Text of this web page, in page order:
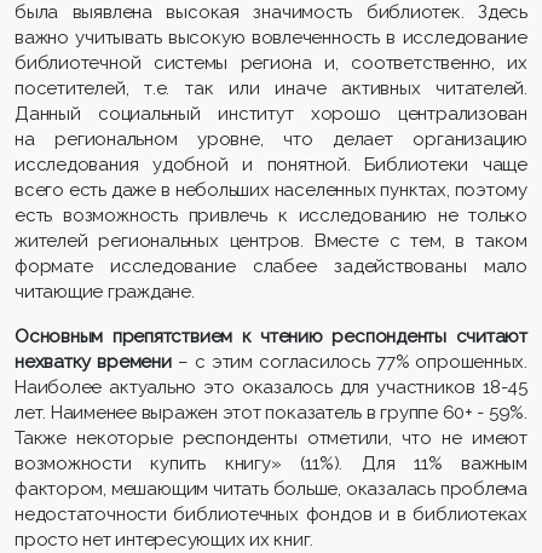
была выявлена высокая значимость библиотек. Здесь
важно учитывать высокую вовлеченность в исследование
библиотечной системы региона и, соответственно, их
посетителей, т.е. так или иначе активных читателей.
Данный социальный институт хорошо централизован
на региональном уровне, что делает организацию
исследования удобной и понятной. Библиотеки чаще
всего есть даже в небольших населенных пунктах, поэтому
есть возможность привлечь к исследованию не только
жителей региональных центров. Вместе с тем, в таком
формате исследование слабее задействованы мало
читающие граждане.
Основным препятствием к чтению респонденты считают
нехватку времени – с этим согласилось 77% опрошенных.
Наиболее актуально это оказалось для участников 18-45
лет. Наименее выражен этот показатель в группе 60+ - 59%.
Также некоторые респонденты отметили, что не имеют
возможности купить книгу» (11%). Для 11% важным
фактором, мешающим читать больше, оказалась проблема
недостаточности библиотечных фондов и в библиотеках
просто нет интересующих их книг.